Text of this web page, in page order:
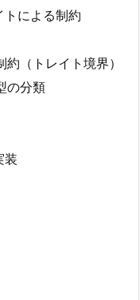
による制約
（トレイト境界）
の分類
装